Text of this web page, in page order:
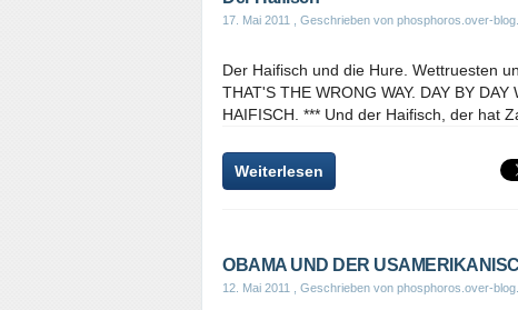
17. Mai 2011 , Geschrieben von phosphoros.over-
Der Haifisch und die Hure. Wettruesten
THAT'S THE WRONG WAY. DAY BY
HAIFISCH. *** Und der Haifisch, der hat
Weiterlesen
OBAMA UND DER
12. Mai 2011 , Geschrieben von phosphoros.over-